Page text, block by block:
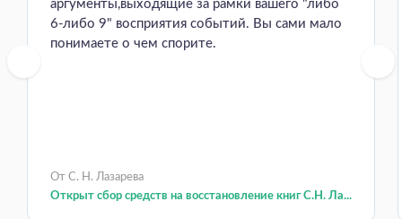
аргументы,выходящие за рамки вашего "либо
6-либо 9" восприятия событий. Вы сами мало
понимаете о чем спорите.
От С. Н. Лазарева
Открыт сбор средств на восстановление книг С.Н. Ла...